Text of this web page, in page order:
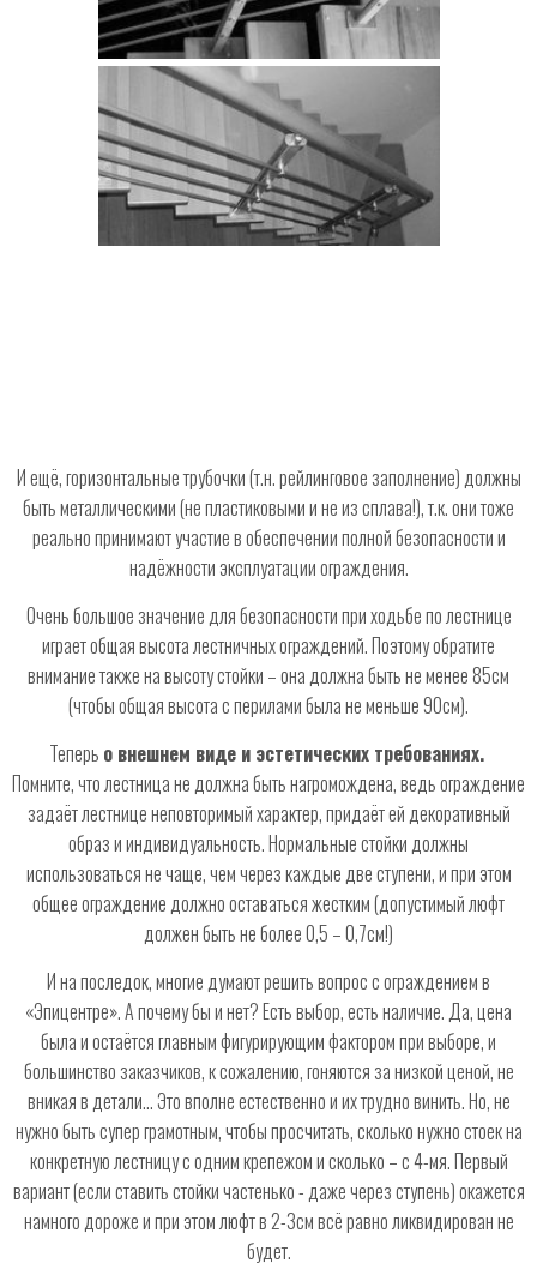
И ещё, горизонтальные трубочки (т.н. рейлинговое заполнение) должны
быть металлическими (не пластиковыми и не из сплава!), т.к. они тоже
реально принимают участие в обеспечении полной безопасности и
надёжности эксплуатации ограждения.
Очень большое значение для безопасности при ходьбе по лестнице
играет общая высота лестничных ограждений. Поэтому обратите
внимание также на высоту стойки – она должна быть не менее 85см
(чтобы общая высота с перилами была не меньше 90см).
Теперь о внешнем виде и эстетических требованиях.
Помните, что лестница не должна быть нагромождена, ведь ограждение
задаёт лестнице неповторимый характер, придаёт ей декоративный
образ и индивидуальность. Нормальные стойки должны
использоваться не чаще, чем через каждые две ступени, и при этом
общее ограждение должно оставаться жестким (допустимый люфт
должен быть не более 0,5 – 0,7см!)
И на последок, многие думают решить вопрос с ограждением в
«Эпицентре». А почему бы и нет? Есть выбор, есть наличие. Да, цена
была и остаётся главным фигурирующим фактором при выборе, и
большинство заказчиков, к сожалению, гоняются за низкой ценой, не
вникая в детали… Это вполне естественно и их трудно винить. Но, не
нужно быть супер грамотным, чтобы просчитать, сколько нужно стоек на
конкретную лестницу с одним крепежом и сколько – с 4-мя. Первый
вариант (если ставить стойки частенько - даже через ступень) окажется
намного дороже и при этом люфт в 2-3см всё равно ликвидирован не
будет.